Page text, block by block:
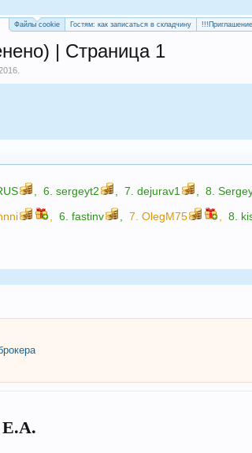
Файлы cookie Гостям: как записаться в складчину !!!Приглашение
| Страница 1
6.sergeyt2 7.dejurav1 8.
6.fastinv 7.OlegM75 8.
Е.А.